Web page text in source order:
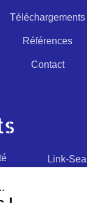
Téléchargements
Références
Contact
Link-Seal